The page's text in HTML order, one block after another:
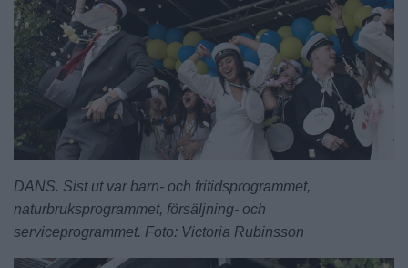
DANS. Sist ut var barn- och fritidsprogrammet,
naturbruksprogrammet, försäljning- och
serviceprogrammet. Foto: Victoria Rubinsson